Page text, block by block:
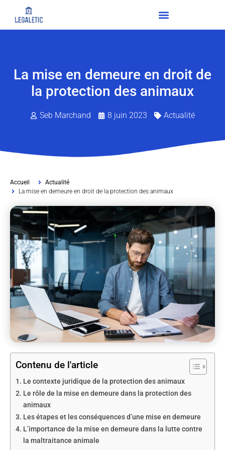
La mise en demeure en droit de
la protection des animaux
Seb Marchand 8 juin 2023 Actualité
Accueil
Actualité
La mise en demeure en droit de la protection des animaux
Contenu de l'article
Le contexte juridique de la protection des animaux
Le rôle de la mise en demeure dans la protection des
animaux
Les étapes et les conséquences d’une mise en demeure
L’importance de la mise en demeure dans la lutte contre
la maltraitance animale